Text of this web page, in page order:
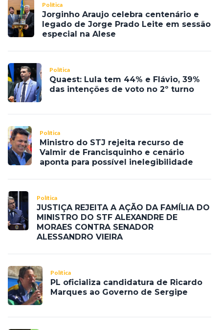
Política
Jorginho Araujo celebra centenário e
legado de Jorge Prado Leite em sessão
especial na Alese
Política
Quaest: Lula tem 44% e Flávio, 39%
das intenções de voto no 2º turno
Política
Ministro do STJ rejeita recurso de
Valmir de Francisquinho e cenário
aponta para possível inelegibilidade
Política
JUSTIÇA REJEITA A AÇÃO DA FAMÍLIA DO
MINISTRO DO STF ALEXANDRE DE
MORAES CONTRA SENADOR
ALESSANDRO VIEIRA
Política
PL oficializa candidatura de Ricardo
Marques ao Governo de Sergipe